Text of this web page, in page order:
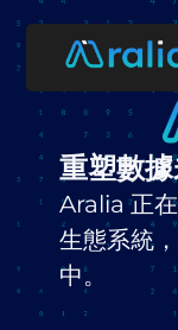
重塑數
Aralia 正
生態系統
中。